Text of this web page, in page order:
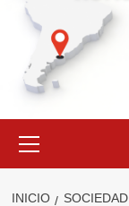
primario
INICIO SOCIEDAD